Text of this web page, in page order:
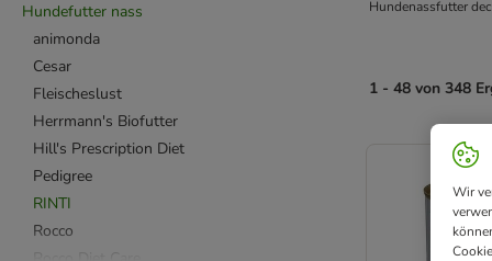
Hundefutter nass
animonda
Cesar
Fleischeslust
Herrmann's Biofutter
Hill's Prescription Diet
Pedigree
RINTI
Rocco
Hundenassfutter
1 - 48 von 348
Wir